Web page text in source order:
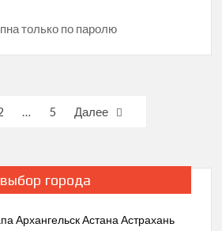
только по паролю
5 Далее
выбор города
Архангельск Астана Астрахань